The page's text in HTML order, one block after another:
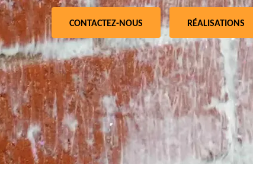
CONTACTEZ-NOUS RÉALISATIONS